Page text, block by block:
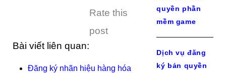
Rate this
post
Bài viết liên quan:
Đăng ký nhãn hiệu hàng hóa
quyền phần
mềm game
Dịch vụ đăng
ký bản quyền